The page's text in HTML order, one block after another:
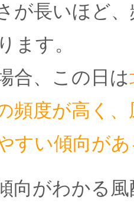
が長いほど
ます。
合、この日は
頻度が高く
すい傾向が
向がわかる